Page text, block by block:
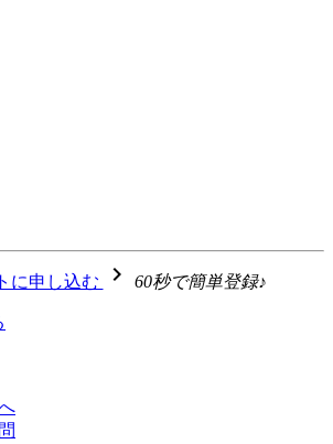
に申し込む navigate_next 60秒で簡単登録♪